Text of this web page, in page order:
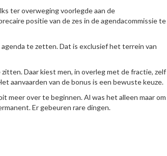
ter overweging voorlegde aan de
positie van de zes in de agendacommissie te
te zetten. Dat is exclusief het terrein van
Daar kiest men, in overleg met de fractie, zelf
aanvaarden van de bonus is een bewuste keuze.
meer over te beginnen. Al was het alleen maar om
Er gebeuren rare dingen.